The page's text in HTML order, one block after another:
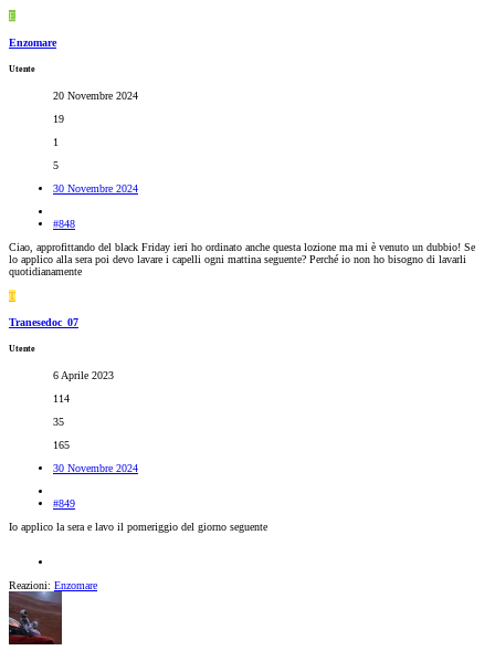
E
Enzomare
Utente
20 Novembre 2024
19
1
5
30 Novembre 2024
#848
Ciao, approfittando del black Friday ieri ho ordinato anche questa lozione ma mi è venuto un dubbio! Se
lo applico alla sera poi devo lavare i capelli ogni mattina seguente? Perché io non ho bisogno di lavarli
quotidianamente
T
Tranesedoc_07
Utente
6 Aprile 2023
114
35
165
30 Novembre 2024
#849
Io applico la sera e lavo il pomeriggio del giorno seguente
Reazioni: Enzomare